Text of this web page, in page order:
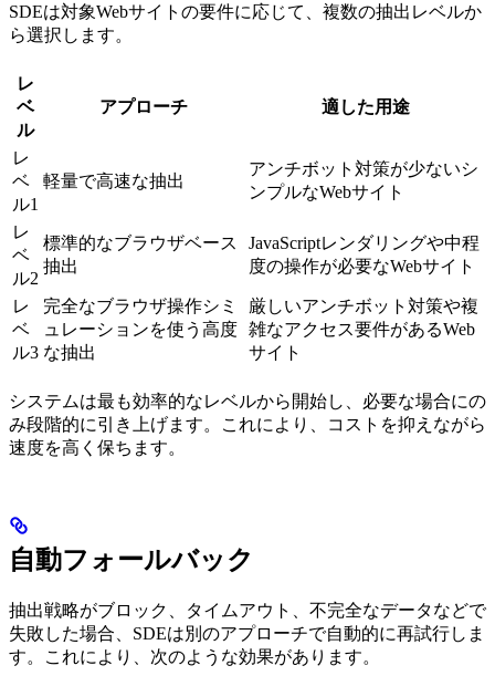
SDEは対象Webサイトの要件に応じて、複数の抽出レベルか
ら選択します。
レ
ベ
ル
アプローチ 適した用途
レ
ベ
ル1
軽量で高速な抽出
アンチボット対策が少ないシ
ンプルなWebサイト
レ
ベ
ル2
標準的なブラウザベース
抽出
JavaScriptレンダリングや中程
度の操作が必要なWebサイト
レ
ベ
ル3
完全なブラウザ操作シミ
ュレーションを使う高度
な抽出
厳しいアンチボット対策や複
雑なアクセス要件があるWeb
サイト
システムは最も効率的なレベルから開始し、必要な場合にの
み段階的に引き上げます。これにより、コストを抑えながら
速度を高く保ちます。
自動フォールバック
抽出戦略がブロック、タイムアウト、不完全なデータなどで
失敗した場合、SDEは別のアプローチで自動的に再試行しま
す。これにより、次のような効果があります。